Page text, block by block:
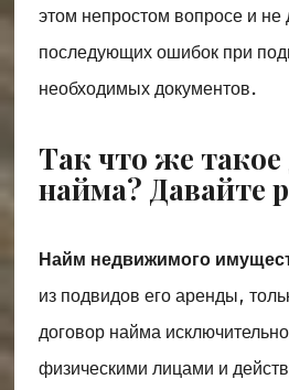
этом непростом вопросе и не
последующих ошибок при
необходимых документов.
Так что же такое
найма? Давайте
Найм недвижимого
из подвидов его аренды,
договор найма
физическими лицами и